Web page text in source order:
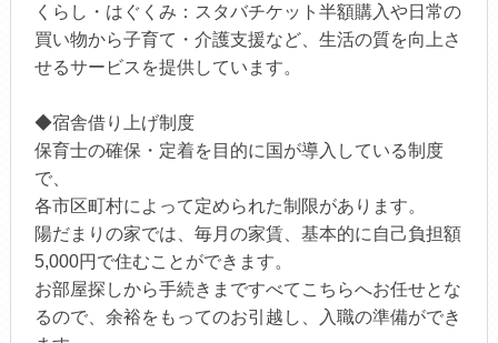
くらし・はぐくみ：スタバチケット半額購入や日常の
買い物から子育て・介護支援など、生活の質を向上さ
せるサービスを提供しています。
◆宿舎借り上げ制度
保育士の確保・定着を目的に国が導入している制度
で、
各市区町村によって定められた制限があります。
陽だまりの家では、毎月の家賃、基本的に自己負担額
5,000円で住むことができます。
お部屋探しから手続きまですべてこちらへお任せとな
るので、余裕をもってのお引越し、入職の準備ができ